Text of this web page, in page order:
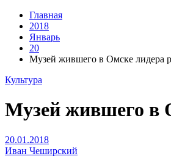
Главная
2018
Январь
20
Музей жившего в Омске лидера
Культура
Музей жившего в
20.01.2018
Иван Чеширский